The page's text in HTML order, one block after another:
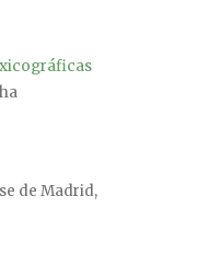
de Madrid,